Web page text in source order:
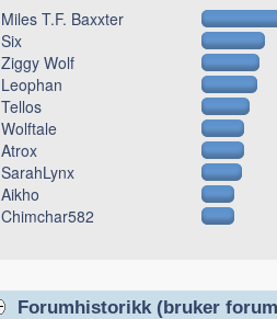
Miles T.F. Baxxter
Six
Ziggy Wolf
Leophan
Tellos
Wolftale
Atrox
SarahLynx
Aikho
Chimchar582
Forumhistorikk (bruker